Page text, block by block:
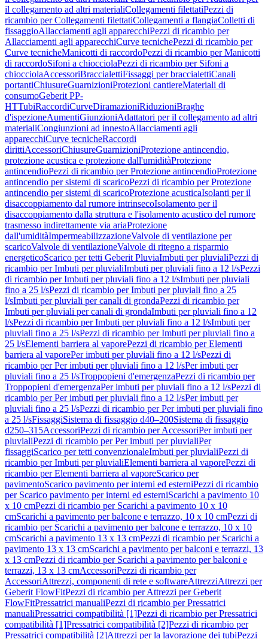
il collegamento ad altri materialiCollegamenti filettatiPezzi di
ricambio per Collegamenti filettatiCollegamenti a flangiaColletti di
fissaggioAllacciamenti agli apparecchiPezzi di ricambio per
Allacciamenti agli apparecchiCurve tecnichePezzi di ricambio per
Curve tecnicheManicotti di raccordoPezzi di ricambio per Manicotti
di raccordoSifoni a chiocciolaPezzi di ricambio per Sifoni a
chiocciolaAccessoriBraccialettiFissaggi per braccialettiCanali
portantiChiusureGuarnizioniProtezioni cantiereMateriali di
consumoGeberit PP-
HTTubiRaccordiCurveDiramazioniRiduzioniBraghe
d'ispezioneAumentiGiunzioniAdattatori per il collegamento ad altri
materialiCongiunzioni ad innestoAllacciamenti agli
apparecchiCurve tecnicheRaccordi
dirittiAccessoriChiusureGuarnizioniProtezione antincendio,
protezione acustica e protezione dall'umiditàProtezione
antincendioPezzi di ricambio per Protezione antincendioProtezione
antincendio per sistemi di scaricoPezzi di ricambio per Protezione
antincendio per sistemi di scaricoProtezione acusticaIsolanti per il
disaccoppiamento dal rumore intrinsecoIsolamento per il
disaccoppiamento dalla struttura e l'isolamento acustico del rumore
trasmesso indirettamente via ariaProtezione
dall'umiditàImpermeabilizzazioneValvole di ventilazione per
scaricoValvole di ventilazioneValvole di ritegno a risparmio
energeticoScarico per tetti Geberit PluviaImbuti per pluvialiPezzi di
ricambio per Imbuti per pluvialiImbuti per pluviali fino a 12 l/sPezzi
di ricambio per Imbuti per pluviali fino a 12 l/sImbuti per pluviali
fino a 25 l/sPezzi di ricambio per Imbuti per pluviali fino a 25
l/sImbuti per pluviali per canali di grondaPezzi di ricambio per
Imbuti per pluviali per canali di grondaImbuti per pluviali fino a 12
l/sPezzi di ricambio per Imbuti per pluviali fino a 12 l/sImbuti per
pluviali fino a 25 l/sPezzi di ricambio per Imbuti per pluviali fino a
25 l/sElementi barriera al vaporePezzi di ricambio per Elementi
barriera al vaporePer imbuti per pluviali fino a 12 l/sPezzi di
ricambio per Per imbuti per pluviali fino a 12 l/sPer imbuti per
pluviali fino a 25 l/sTroppopieni d'emergenzaPezzi di ricambio per
Troppopieni d'emergenzaPer imbuti per pluviali fino a 12 l/sPezzi di
ricambio per Per imbuti per pluviali fino a 12 l/sPer imbuti per
pluviali fino a 25 l/sPezzi di ricambio per Per imbuti per pluviali fino
a 25 l/sFissaggiSistema di fissaggio d40–200Sistema di fissaggio
d250–315AccessoriPezzi di ricambio per AccessoriPer imbuti per
pluvialiPezzi di ricambio per Per imbuti per pluvialiPer
fissaggiScarico per tetti convenzionaleImbuti per pluvialiPezzi di
ricambio per Imbuti per pluvialiElementi barriera al vaporePezzi di
ricambio per Elementi barriera al vaporeScarico per
pavimentoScarico pavimento per interni ed esterniPezzi di ricambio
per Scarico pavimento per interni ed esterniScarichi a pavimento 10
x 10 cmPezzi di ricambio per Scarichi a pavimento 10 x 10
cmScarichi a pavimento per balcone e terrazzo, 10 x 10 cmPezzi di
ricambio per Scarichi a pavimento per balcone e terrazzo, 10 x 10
cmScarichi a pavimento 13 x 13 cmPezzi di ricambio per Scarichi a
pavimento 13 x 13 cmScarichi a pavimento per balconi e terrazzi, 13
x 13 cmPezzi di ricambio per Scarichi a pavimento per balconi e
terrazzi, 13 x 13 cmAccessoriPezzi di ricambio per
AccessoriAttrezzi, componenti di rete e softwareAttrezziAttrezzi per
Geberit FlowFitPezzi di ricambio per Attrezzi per Geberit
FlowFitPressatrici manualiPezzi di ricambio per Pressatrici
manualiPressatrici compatibilità [1]Pezzi di ricambio per Pressatrici
compatibilità [1]Pressatrici compatibilità [2]Pezzi di ricambio per
Pressatrici compatibilità [2]Attrezzi per la lavorazione dei tubiPezzi